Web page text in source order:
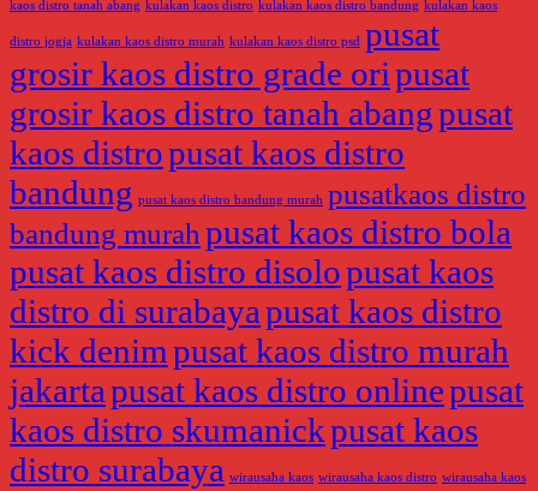
kaos distro tanah abang kulakan kaos distro kulakan kaos distro bandung kulakan kaos
distro jogja kulakan kaos distro murah kulakan kaos distro psd pusat
grosir kaos distro grade oripusat
grosir kaos distro tanah abangpusat
kaos distropusat kaos distro
bandung pusat kaos distro bandung murah pusatkaos distro
bandung murah pusat kaos distro bola
pusat kaos distro disolopusat kaos
distro di surabayapusat kaos distro
kick denimpusat kaos distro murah
jakartapusat kaos distro onlinepusat
kaos distro skumanickpusat kaos
distro surabaya wirausaha kaos wirausaha kaos distro wirausaha kaos